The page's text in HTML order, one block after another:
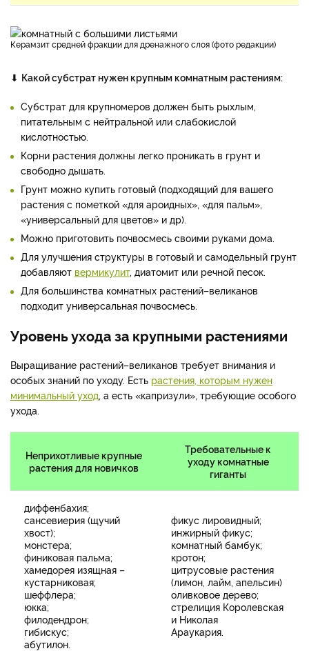
Керамзит средней фракции для дренажного слоя (фото редакции)
⬇ Какой субстрат нужен крупным комнатным растениям:
Субстрат для крупномеров должен быть рыхлым,
питательным с нейтральной или слабокислой
кислотностью.
Корни растения должны легко проникать в грунт и
свободно дышать.
Грунт можно купить готовый (подходящий для вашего
растения с пометкой «для ароидных», «для пальм»,
«универсальный для цветов» и др).
Можно приготовить почвосмесь своими руками дома.
Для улучшения структуры в готовый и самодельный грунт
добавляют вермикулит, диатомит или речной песок.
Для большинства комнатных растений–великанов
подходит универсальная почвосмесь.
Уровень ухода за крупными растениями
Выращивание растений–великанов требует внимания и
особых знаний по уходу. Есть растения, которым нужен
минимальный уход , а есть «капризули», требующие особого
ухода.
Неприхотливые крупные
растения для новичков
Требовательные к
уходу комнатные
гиганты
диффенбахия;
сансевиерия (щучий
хвост);
монстера;
финиковая пальма;
хамедорея изящная –
кустарниковая;
шеффлера;
юкка;
филодендрон;
гибискус;
абутилон.
фикус лировидный;
инжирный фикус;
комнатный бамбук;
кротон;
цитрусовые растения
(лимон, лайм, апельсин)
оливковое дерево;
стрелиция Королевская
и Николая
Араукария.